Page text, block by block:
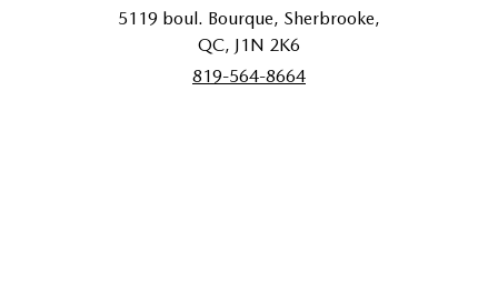
5119 boul. Bourque, Sherbrooke,
QC, J1N 2K6
819-564-8664